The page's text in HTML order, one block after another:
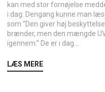
kan med stor fornøjelse
i dag. Dengang kunne man
som “Den giver høj
brænder, men den mængde
igennem.” De er i dag...
LÆS MERE